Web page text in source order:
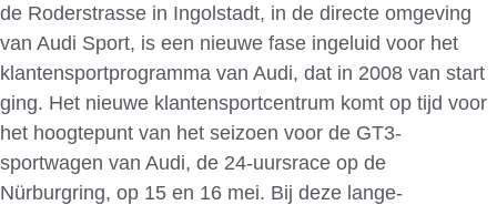
de Roderstrasse in Ingolstadt, in de directe omgeving
van Audi Sport, is een nieuwe fase ingeluid voor het
klantensportprogramma van Audi, dat in 2008 van start
ging. Het nieuwe klantensportcentrum komt op tijd voor
het hoogtepunt van het seizoen voor de GT3-
sportwagen van Audi, de 24-uursrace op de
Nürburgring, op 15 en 16 mei. Bij deze lange-